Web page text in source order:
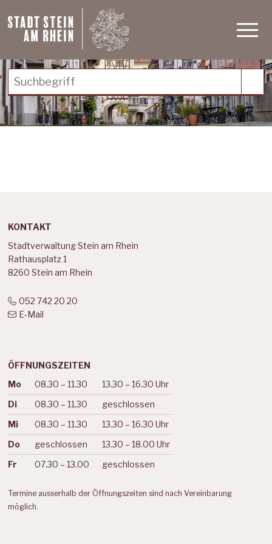
Navigieren in Stein am
Schnellnavigation
Suchbegriff
KONTAKT
Stadtverwaltung Stein am Rhein
Rathausplatz 1
8260 Stein am Rhein
052 742 20 20
E-Mail
ÖFFNUNGSZEITEN
Wochentag Vormittag Nachmittag
Mo 08.30 – 11.30
13.30 – 16.30 Uhr
Di
08.30 – 11.30
geschlossen
Mi
08.30 – 11.30
13.30 – 16.30 Uhr
Do
geschlossen
13.30 – 18.00 Uhr
Fr
07.30 – 13.00 geschlossen
Termine ausserhalb der Öffnungszeiten sind nach Vereinbarung
möglich.